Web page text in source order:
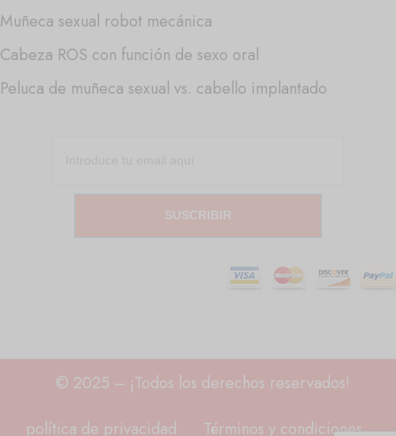
Muñeca sexual robot mecánica
Cabeza ROS con función de sexo oral
Peluca de muñeca sexual vs. cabello implantado
SUSCRIBIR
© 2025 – ¡Todos los derechos reservados!
política de privacidad
Términos y condiciones